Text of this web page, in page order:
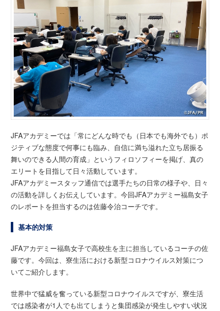
JFAアカデミーでは「常にどんな時でも（日本でも海外でも）ポ
ジティブな態度で何事にも臨み、自信に満ち溢れた立ち居振る
舞いのできる人間の育成」というフィロソフィーを掲げ、真の
エリートを目指して日々活動しています。
JFAアカデミースタッフ通信では選手たちの日常の様子や、日々
の活動を詳しくお伝えしています。今回JFAアカデミー福島女子
のレポートを担当するのは佐藤令治コーチです。
基本的対策
JFAアカデミー福島女子で高校生を主に担当しているコーチの佐
藤です。今回は、寮生活における新型コロナウイルス対策につ
いてご紹介します。
世界中で猛威を奮っている新型コロナウイルスですが、寮生活
では感染者が1人でも出てしまうと集団感染が発生しやすい状況